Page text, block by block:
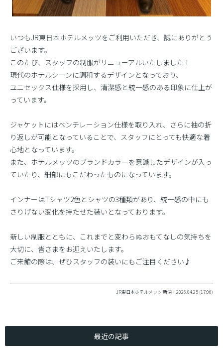
いつもJR東日本ホテルメッツをご利用いただき、誠にありがとう
ございます。
このたび、スタッフの制服がリニューアルいたしました！
現代のホテルシーンに調和するデザインとなっており、
ユニセックス仕様を採用し、清潔感と統一感のある印象に仕上が
っています。
ジャケットにはベンチレーション仕様を取り入れ、さらに袖の折
り返しが可能となっていることで、スタッフにとっても快適な着
心地となっています。
また、ホテルメッツのブランドカラーを意識したデザインが入っ
ていたり、細部にもこだわったものになっています。
インナーはTシャツ2色とシャツの3種類があり、統一感の中にも
さりげない変化を持たせた装いとなっております。
新しい制服とともに、これまでと変わらぬおもてなしの気持ちを
大切に、皆さまをお迎えいたします。
ご来館の際は、ぜひスタッフの装いにもご注目ください♪
JR東日本ホテルメッツ 新潟｜2026.04.25 (17:06)
最近の記事